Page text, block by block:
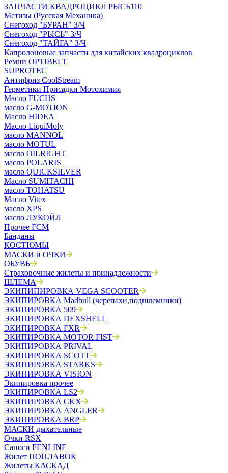
ЗАПЧАСТИ КВАДРОЦИКЛ РЫСЬ110
Метизы (Русская Механика)
Снегоход "БУРАН" З/Ч
Снегоход "РЫСЬ" З/Ч
Снегоход "ТАЙГА" З/Ч
Капролоновые запчасти для китайских квадроциклов
Ремни OPTIBELT
SUPROTEC
Антифриз CoolStream
Герметики Присадки Мотохимия
Масло FUCHS
масло G-MOTION
Масло HIDEA
Масло LiquiMoly
масло MANNOL
масло MOTUL
масло OILRIGHT
масло POLARIS
масло QUICKSILVER
Масло SUMITACHI
масло TOHATSU
Масло Vitex
масло XPS
масло ЛУКОЙЛ
Прочее ГСМ
Банданы
КОСТЮМЫ
МАСКИ и ОЧКИ
ОБУВЬ
Страховочные жилеты и принадлежности
ШЛЕМА
ЭКИПИПИРОВКА VEGA SCOOTER
ЭКИПИРОВКА Madbull (черепахи,подшлемники)
ЭКИПИРОВКА 509
ЭКИПИРОВКА DEXSHELL
ЭКИПИРОВКА FXR
ЭКИПИРОВКА MOTOR FIST
ЭКИПИРОВКА PRIVAL
ЭКИПИРОВКА SCOTT
ЭКИПИРОВКА STARKS
ЭКИПИРОВКА VISION
Экипировка прочее
ЭКИПИРОВКА LS2
ЭКИПИРОВКА CKX
ЭКИПИРОВКА ANGLER
ЭКИПИРОВКА BRP
МАСКИ дыхательные
Очки RSX
Сапоги FENLINE
Жилет ПОПЛАВОК
Жилеты КАСКАД